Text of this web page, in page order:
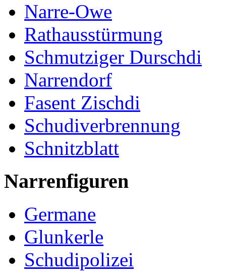
Narre-Owe
Rathausstürmung
Schmutziger Durschdi
Narrendorf
Fasent Zischdi
Schudiverbrennung
Schnitzblatt
Narrenfiguren
Germane
Glunkerle
Schudipolizei